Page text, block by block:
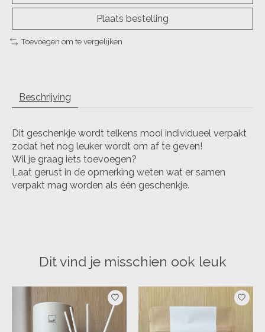
Plaats bestelling
Toevoegen om te vergelijken
Beschrijving
Dit geschenkje wordt telkens mooi individueel verpakt
zodat het nog leuker wordt om af te geven!
Wil je graag iets toevoegen?
Laat gerust in de opmerking weten wat er samen
verpakt mag worden als één geschenkje.
Dit vind je misschien ook leuk
Items van productcarrousel